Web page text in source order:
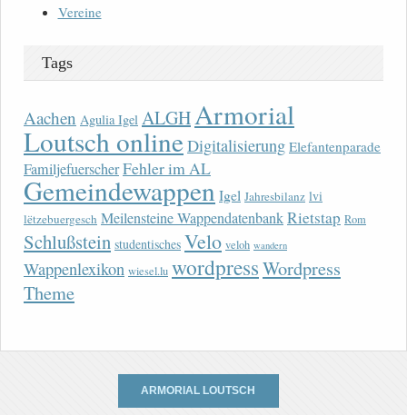
Vereine
Tags
Aachen Agulia Igel ALGH Armorial
Loutsch onlineDigitalisierung Elefantenparade
FamiljefuerscherFehler im AL
Gemeindewappen Igel Jahresbilanz lvi
lëtzebuergesch Meilensteine WappendatenbankRietstap Rom
Schlußstein studentisches Velo veloh wandern
Wappenlexikon wiesel.lu wordpressWordpress
Theme
ARMORIAL LOUTSCH